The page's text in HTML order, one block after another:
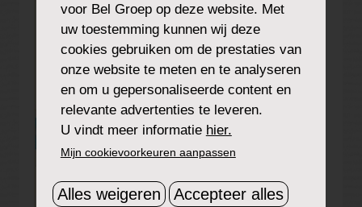
voor Bel Groep op deze website. Met
uw toestemming kunnen wij deze
cookies gebruiken om de prestaties van
onze website te meten en te analyseren
en om u gepersonaliseerde content en
relevante advertenties te leveren.
U vindt meer informatie hier.
Mijn cookievoorkeuren aanpassen
Alles weigeren Accepteer alles